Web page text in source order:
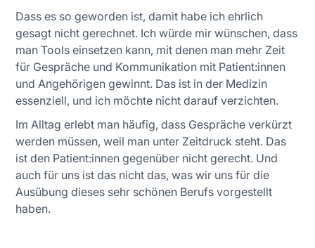
Dass es so geworden ist, damit habe ich ehrlich
gesagt nicht gerechnet. Ich würde mir wünschen, dass
man Tools einsetzen kann, mit denen man mehr Zeit
für Gespräche und Kommunikation mit Patient:innen
und Angehörigen gewinnt. Das ist in der Medizin
essenziell, und ich möchte nicht darauf verzichten.
Im Alltag erlebt man häufig, dass Gespräche verkürzt
werden müssen, weil man unter Zeitdruck steht. Das
ist den Patient:innen gegenüber nicht gerecht. Und
auch für uns ist das nicht das, was wir uns für die
Ausübung dieses sehr schönen Berufs vorgestellt
haben.